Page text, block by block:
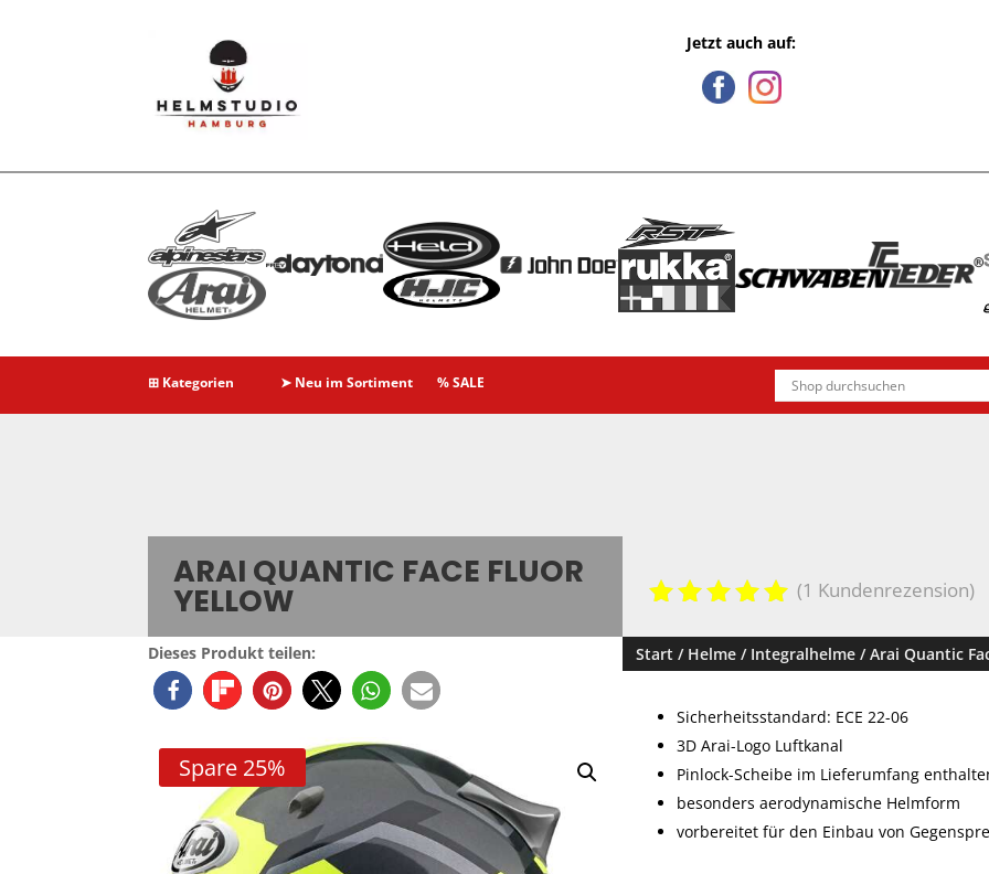
Jetzt auch auf:
⊞ Kategorien ➤ Neu im Sortiment % SALE
ARAI QUANTIC FACE FLUOR
YELLOW
mit5.00
von 5,
d auf
Kundenbe
wertung
(1 Kundenrezension)
Dieses Produkt teilen:
Spare 25%
Start / Helme / Integralhelme / Arai Quantic
Sicherheitsstandard: ECE 22-06
3D Arai-Logo Luftkanal
Pinlock-Scheibe im Lieferumfang
besonders aerodynamische Helmform
vorbereitet für den Einbau von